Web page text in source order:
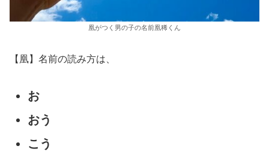
凰がつく男の子の名前凰稀くん
【凰】名前の読み方は、
お
おう
こう